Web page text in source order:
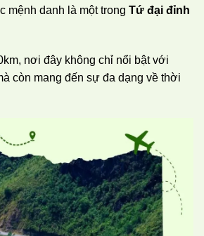
mệnh danh là một trong Tứ đại đỉnh
nơi đây không chỉ nổi bật với
còn mang đến sự đa dạng về thời